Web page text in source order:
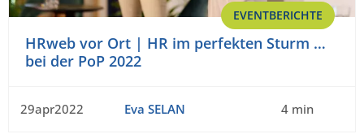
EVENTBERICHTE
HRweb vor Ort | HR im perfekten Sturm …
bei der PoP 2022
29apr2022 Eva SELAN 4 min